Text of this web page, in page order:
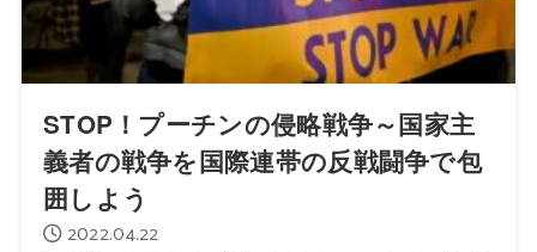
STOP！プーチンの侵略戦争～国家主
義者の戦争を国際連帯の反戦闘争で包
囲しよう
2022.04.22